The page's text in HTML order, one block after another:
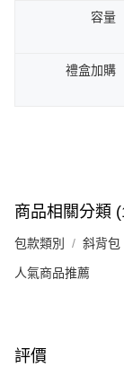
容量
禮盒加購
商品相關分類
包款類別 斜背包
人氣商品推薦
評價